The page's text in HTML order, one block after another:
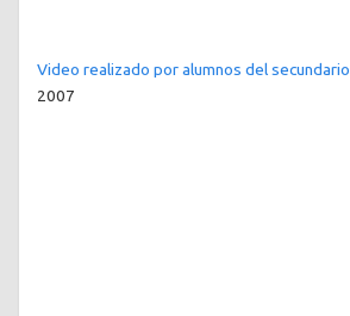
Video realizado por alumnos del secundario
2007